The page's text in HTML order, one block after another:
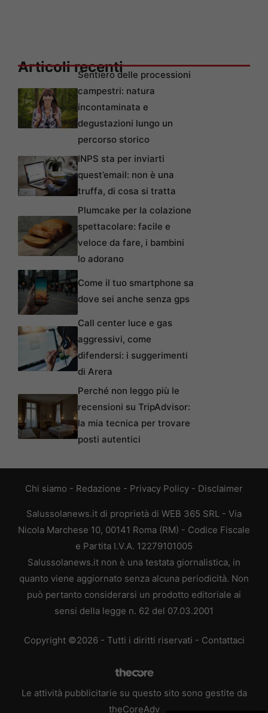
Articoli recentiSentiero delle processioni
campestri: natura
incontaminata e
degustazioni lungo un
percorso storico
INPS sta per inviarti
quest’email: non è una
truffa, di cosa si tratta
Plumcake per la colazione
spettacolare: facile e
veloce da fare, i bambini
lo adorano
Come il tuo smartphone sa
dove sei anche senza gps
Call center luce e gas
aggressivi, come
difendersi: i suggerimenti
di Arera
Perché non leggo più le
recensioni su TripAdvisor:
la mia tecnica per trovare
posti autentici
Chi siamo - Redazione - Privacy Policy - Disclaimer
Salussolanews.it di proprietà di WEB 365 SRL - Via
Nicola Marchese 10, 00141 Roma (RM) - Codice Fiscale
e Partita I.V.A. 12279101005
Salussolanews.it non è una testata giornalistica, in
quanto viene aggiornato senza alcuna periodicità. Non
può pertanto considerarsi un prodotto editoriale ai
sensi della legge n. 62 del 07.03.2001
Copyright ©2026 - Tutti i diritti riservati - Contattaci
Le attività pubblicitarie su questo sito sono gestite da
theCoreAdv